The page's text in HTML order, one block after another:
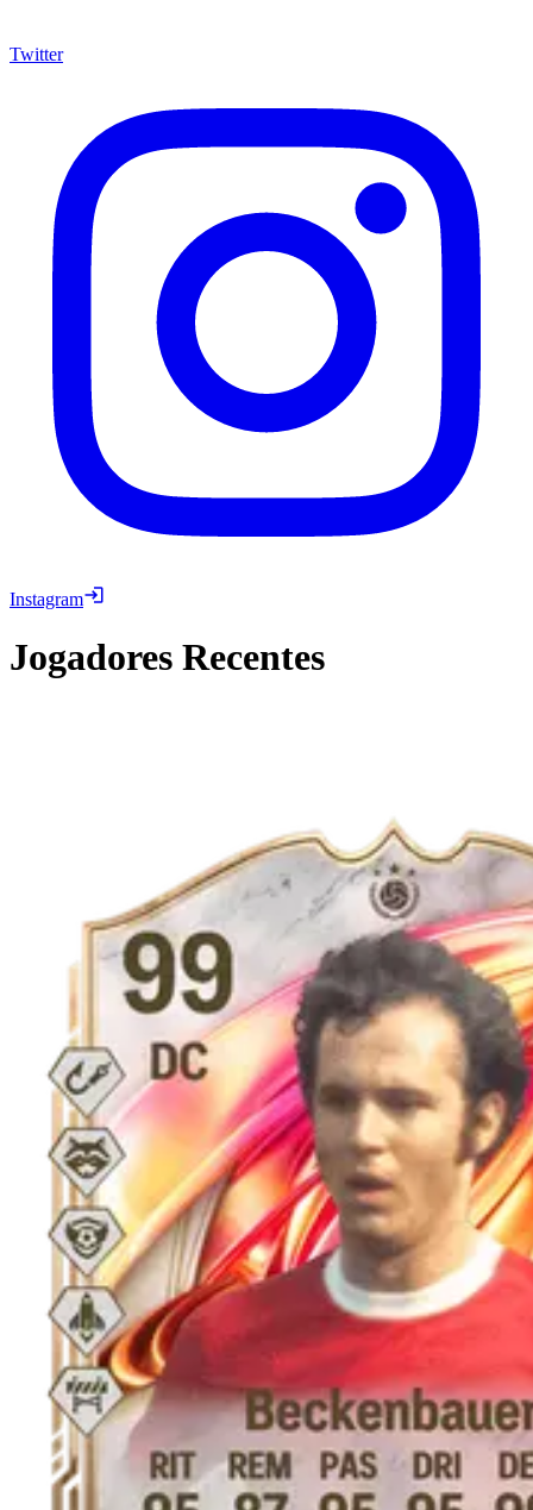
Twitter
Instagram
Jogadores Recentes